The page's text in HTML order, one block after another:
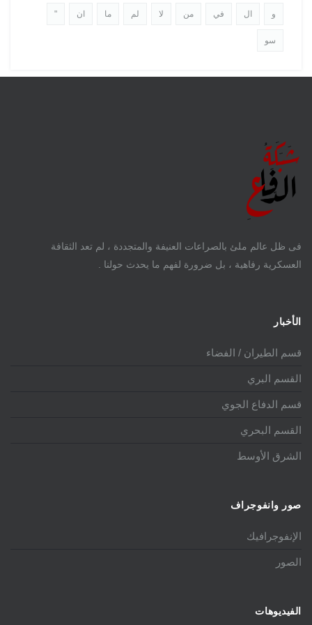
و ال في من لا لم ما ان "
سو
فى ظل عالم ملئ بالصراعات العنيفة والمتجددة ، لم تعد الثقافة
العسكرية رفاهية ، بل ضرورة لفهم ما يحدث حولنا .
الأخبار
قسم الطيران / الفضاء
القسم البري
قسم الدفاع الجوي
القسم البحري
الشرق الأوسط
صور وانفوجراف
الإنفوجرافيك
الصور
الفيديوهات